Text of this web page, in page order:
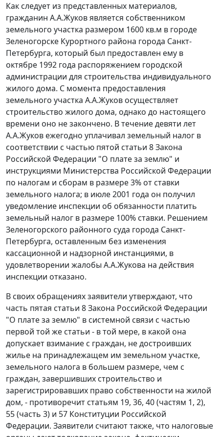
Как следует из представленных материалов,
гражданин А.А.Жуков является собственником
земельного участка размером 1600 кв.м в городе
Зеленогорске Курортного района города Санкт-
Петербурга, который был предоставлен ему в
октябре 1992 года распоряжением городской
администрации для строительства индивидуального
жилого дома. С момента предоставления
земельного участка А.А.Жуков осуществляет
строительство жилого дома, однако до настоящего
времени оно не закончено. В течение девяти лет
А.А.Жуков ежегодно уплачивал земельный налог в
соответствии с частью пятой статьи 8Закона
Российской Федерации "О плате за землю" и
инструкциями Министерства Российской Федерации
по налогам и сборам в размере 3% от ставки
земельного налога; в июле 2001 года он получил
уведомление инспекции об обязанности платить
земельный налог в размере 100% ставки. Решением
Зеленогорского районного суда города Санкт-
Петербурга, оставленным без изменения
кассационной и надзорной инстанциями, в
удовлетворении жалобы А.А.Жукова на действия
инспекции отказано.
В своих обращениях заявители утверждают, что
часть пятая статьи 8Закона Российской Федерации
"О плате за землю" в системной связи с частью
первой той же статьи - в той мере, в какой она
допускает взимание с граждан, не достроивших
жилье на принадлежащем им земельном участке,
земельного налога в большем размере, чем с
граждан, завершивших строительство и
зарегистрировавших право собственности на жилой
дом, - противоречит статьям 19, 36, 40 (частям 1, 2),
55 (часть 3) и 57 Конституции Российской
Федерации. Заявители считают также, что налоговые